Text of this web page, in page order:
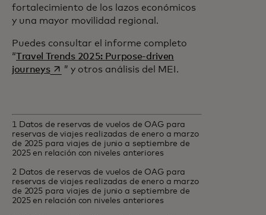
fortalecimiento de los lazos económicos
y una mayor movilidad regional.
Puedes consultar el informe completo
“Travel Trends 2025: Purpose-driven
journeysse abre en una pestaña nueva
” y otros análisis del MEI.
1 Datos de reservas de vuelos de OAG para
reservas de viajes realizadas de enero a marzo
de 2025 para viajes de junio a septiembre de
2025 en relación con niveles anteriores
2 Datos de reservas de vuelos de OAG para
reservas de viajes realizadas de enero a marzo
de 2025 para viajes de junio a septiembre de
2025 en relación con niveles anteriores